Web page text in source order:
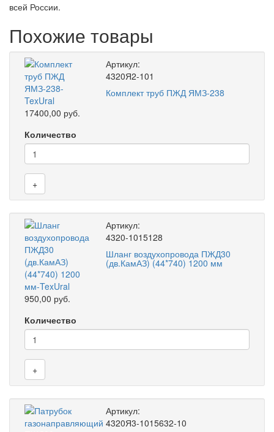
всей России.
Похожие товары
Артикул:
4320Я2-101
Комплект труб ПЖД ЯМЗ-238
17400,00 руб.
Количество
+
Артикул:
4320-1015128
Шланг воздухопровода ПЖД30
(дв.КамАЗ) (44*740) 1200 мм
950,00 руб.
Количество
+
Артикул:
4320Я3-1015632-10